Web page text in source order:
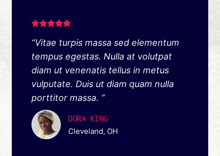
“Vitae turpis massa sed elementum
tempus egestas. Nulla at volutpat
diam ut venenatis tellus in metus
vulputate. Duis ut diam quam nulla
porttitor massa. “
DORA KING
Cleveland, OH